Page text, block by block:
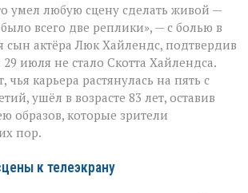
умел
делать
второстепенное
незабываемым»:
ушёл
Скотт
Хайлендс
умел любую сцену сделать живой —
всего две реплики», — с болью в
сын актёра Люк Хайлендс, подтвердив
июля не стало Скотта Хайлендса.
чья карьера растянулась на пять с
ушёл в возрасте 83 лет, оставив
образов, которые зрители
пор.
к телеэкрану